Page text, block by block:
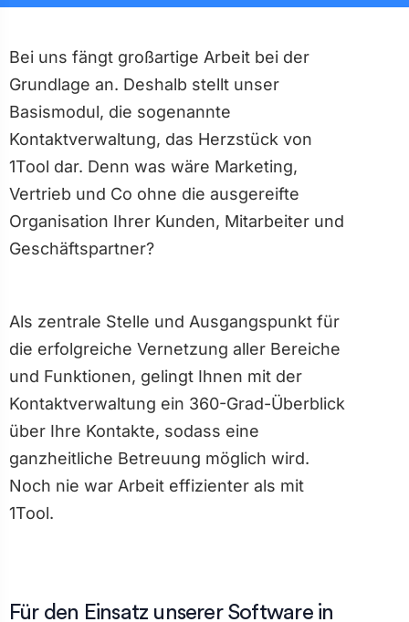
Bei uns fängt großartige Arbeit bei der
Grundlage an. Deshalb stellt unser
Basismodul, die sogenannte
Kontaktverwaltung, das Herzstück von
1Tool dar. Denn was wäre Marketing,
Vertrieb und Co ohne die ausgereifte
Organisation Ihrer Kunden, Mitarbeiter und
Geschäftspartner?
Als zentrale Stelle und Ausgangspunkt für
die erfolgreiche Vernetzung aller Bereiche
und Funktionen, gelingt Ihnen mit der
Kontaktverwaltung ein 360-Grad-Überblick
über Ihre Kontakte, sodass eine
ganzheitliche Betreuung möglich wird.
Noch nie war Arbeit effizienter als mit
1Tool.
Für den Einsatz unserer Software in